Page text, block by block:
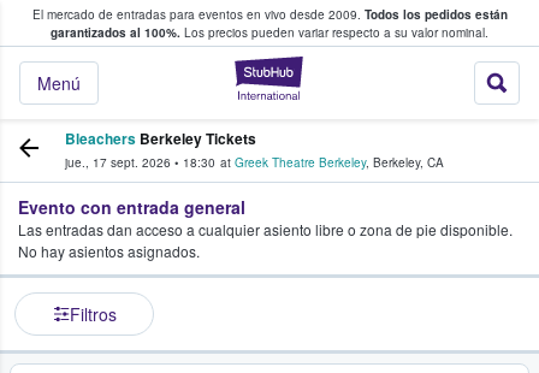
El mercado de entradas para eventos en vivo desde 2009. Todos los pedidos están
garantizados al 100%. Los precios pueden variar respecto a su valor nominal.
StubHub:
Menú
y venta de entradas entre fans
Bleachers Berkeley Tickets
jue., 17 sept. 2026 • 18:30 at Greek Theatre Berkeley, Berkeley, CA
Evento con entrada general
Las entradas dan acceso a cualquier asiento libre o zona de pie disponible.
No hay asientos asignados.
Filtros